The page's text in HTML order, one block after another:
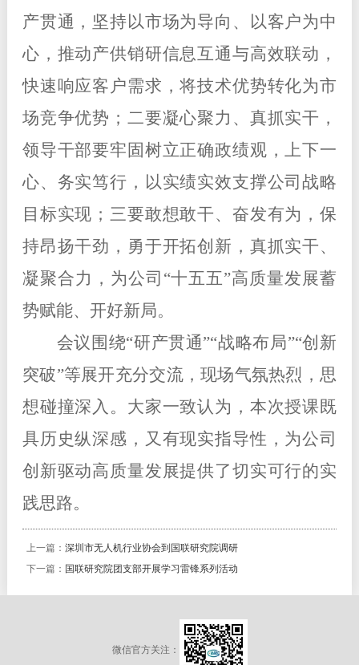
产贯通，坚持以市场为导向、以客户为中
心，推动产供销研信息互通与高效联动，
快速响应客户需求，将技术优势转化为市
场竞争优势；二要凝心聚力、真抓实干，
领导干部要牢固树立正确政绩观，上下一
心、务实笃行，以实绩实效支撑公司战略
目标实现；三要敢想敢干、奋发有为，保
持昂扬干劲，勇于开拓创新，真抓实干、
凝聚合力，为公司 “十五五”高质量发展蓄
势赋能、开好新局。
会议围绕“研产贯通”“战略布局”“创新
突破”等展开充分交流，现场气氛热烈，思
想碰撞深入。大家一致认为，本次授课既
具历史纵深感，又有现实指导性，为公司
创新驱动高质量发展提供了切实可行的实
践思路。
上一篇： 深圳市无人机行业协会到国联研究院调研
下一篇： 国联研究院团支部开展学习雷锋系列活动
微信官方关注：